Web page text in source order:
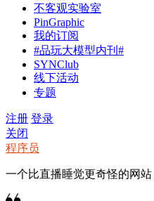
不客观实验室
PinGraphic
我的订阅
#品玩大模型内刊#
SYNClub
线下活动
专题
注册 登录
关闭
程序员
一个比直播睡觉更奇怪的网